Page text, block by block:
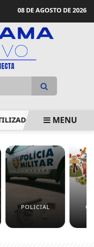
08 DE AGOSTO DE 2026
BARRA DO
MENU
POLICIAL